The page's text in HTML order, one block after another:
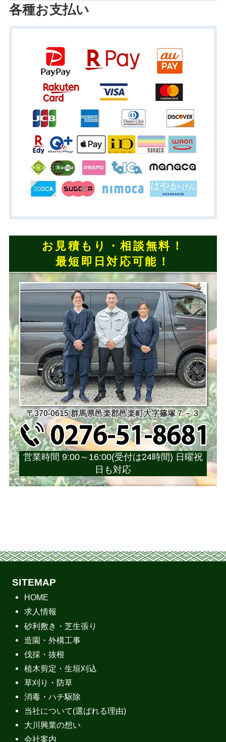
各種お支払い
お見積もり・相談無料！
最短即日対応可能！
〒370-0615 群馬県邑楽郡邑楽町大字篠塚７－３
営業時間 9:00～16:00(受付は24時間) 日曜祝
日も対応
SITEMAP
HOME
求人情報
砂利敷き・芝生張り
造園・外構工事
伐採・抜根
植木剪定・生垣刈込
草刈り・防草
消毒・ハチ駆除
当社について(選ばれる理由)
大川興業の想い
会社案内